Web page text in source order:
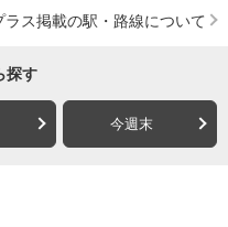
ラス掲載の駅・路線について
探す
今週末